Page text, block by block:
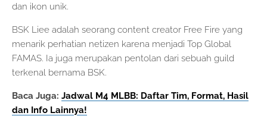
dan ikon unik.
BSK Liee adalah seorang content creator Free Fire yang
menarik perhatian netizen karena menjadi Top Global
FAMAS. Ia juga merupakan pentolan dari sebuah guild
terkenal bernama BSK.
Baca Juga: Jadwal M4 MLBB: Daftar Tim, Format, Hasil
dan Info Lainnya!